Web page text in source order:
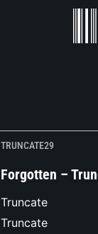
TRUNCATE29
Forgotten –
Truncate
Truncate